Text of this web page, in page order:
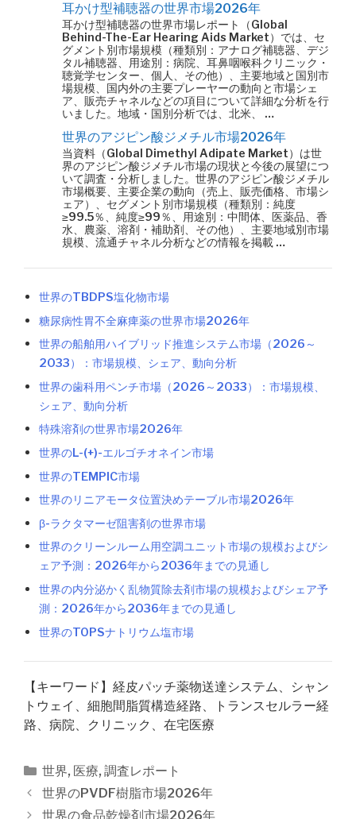
耳かけ型補聴器の世界市場2026年
耳かけ型補聴器の世界市場レポート（Global
Behind-The-Ear Hearing Aids Market）では、セ
グメント別市場規模（種類別：アナログ補聴器、デジ
タル補聴器、用途別：病院、耳鼻咽喉科クリニック・
聴覚学センター、個人、その他）、主要地域と国別市
場規模、国内外の主要プレーヤーの動向と市場シェ
ア、販売チャネルなどの項目について詳細な分析を行
いました。地域・国別分析では、北米、 …
世界のアジピン酸ジメチル市場2026年
当資料（Global Dimethyl Adipate Market）は世
界のアジピン酸ジメチル市場の現状と今後の展望につ
いて調査・分析しました。世界のアジピン酸ジメチル
市場概要、主要企業の動向（売上、販売価格、市場シ
ェア）、セグメント別市場規模（種類別：純度
≥99.5％、純度≥99％、用途別：中間体、医薬品、香
水、農薬、溶剤・補助剤、その他）、主要地域別市場
規模、流通チャネル分析などの情報を掲載 …
世界のTBDPS塩化物市場
糖尿病性胃不全麻痺薬の世界市場2026年
世界の船舶用ハイブリッド推進システム市場（2026～
2033）：市場規模、シェア、動向分析
世界の歯科用ペンチ市場（2026～2033）：市場規模、
シェア、動向分析
特殊溶剤の世界市場2026年
世界のL-(+)-エルゴチオネイン市場
世界のTEMPIC市場
世界のリニアモータ位置決めテーブル市場2026年
β-ラクタマーゼ阻害剤の世界市場
世界のクリーンルーム用空調ユニット市場の規模およびシ
ェア予測：2026年から2036年までの見通し
世界の内分泌かく乱物質除去剤市場の規模およびシェア予
測：2026年から2036年までの見通し
世界のTOPSナトリウム塩市場
【キーワード】経皮パッチ薬物送達システム、シャン
トウェイ、細胞間脂質構造経路、トランスセルラー経
路、病院、クリニック、在宅医療
カ
テ
ゴ
世界, 医療, 調査レポート
投
稿
世界のPVDF樹脂市場2026年
世界の食品乾燥剤市場2026年